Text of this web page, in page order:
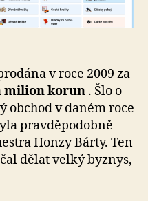
v roce 2009 za
milion korun . Šlo o
obchod v daném roce
pravděpodobně
Honzy Bárty. Ten
dělat velký byznys,